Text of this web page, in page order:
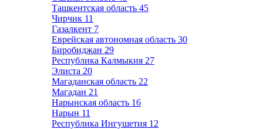
Ташкентская область 45
Чирчик 11
Газалкент 7
Еврейская автономная область 30
Биробиджан 29
Республика Калмыкия 27
Элиста 20
Магаданская область 22
Магадан 21
Нарынская область 16
Нарын 11
Республика Ингушетия 12